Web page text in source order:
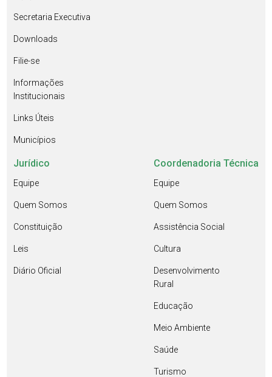
Secretaria Executiva
Downloads
Filie-se
Informações
Institucionais
Links Úteis
Municípios
Jurídico
Equipe
Quem Somos
Constituição
Leis
Diário Oficial
Coordenadoria Técnica
Equipe
Quem Somos
Assistência Social
Cultura
Desenvolvimento
Rural
Educação
Meio Ambiente
Saúde
Turismo